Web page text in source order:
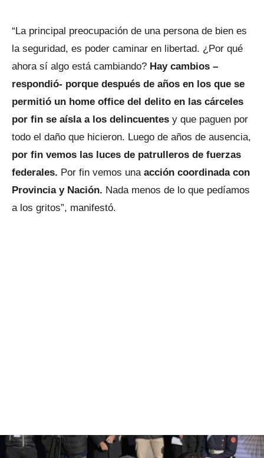
“La principal preocupación de una persona de bien es
la seguridad, es poder caminar en libertad. ¿Por qué
ahora sí algo está cambiando? Hay cambios –
respondió- porque después de años en los que se
permitió un home office del delito en las cárceles
por fin se aísla a los delincuentes y que paguen por
todo el daño que hicieron. Luego de años de ausencia,
por fin vemos las luces de patrulleros de fuerzas
federales. Por fin vemos una acción coordinada con
Provincia y Nación. Nada menos de lo que pedíamos
a los gritos”, manifestó.